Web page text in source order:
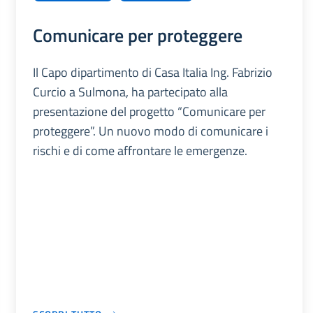
Comunicare per proteggere
Il Capo dipartimento di Casa Italia Ing. Fabrizio
Curcio a Sulmona, ha partecipato alla
presentazione del progetto “Comunicare per
proteggere”. Un nuovo modo di comunicare i
rischi e di come affrontare le emergenze.